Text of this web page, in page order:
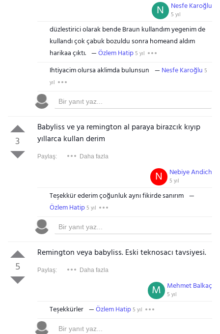
Nesfe Karoğlu
5 yıl
N
düzlestirici olarak bende Braun kullandım yegenim de
kullandı çok çabuk bozuldu sonra homeand aldım
harikaa çıktı.
Özlem Hatip5 yıl
Ihtiyacim olursa aklimda bulunsun Nesfe Karoğlu 5
yıl
3
Babyliss ve ya remington al paraya birazcık kıyıp
yıllarca kullan derim
Paylaş: Daha fazla
Nebiye Andich
5 yıl
N
Teşekkür ederim çoğunluk aynı fikirde sanırım
Özlem Hatip5 yıl
5
Remington veya babyliss. Eski teknosacı tavsiyesi.
Paylaş: Daha fazla
Mehmet Balkaç
5 yıl
M
Teşekkürler Özlem Hatip5 yıl